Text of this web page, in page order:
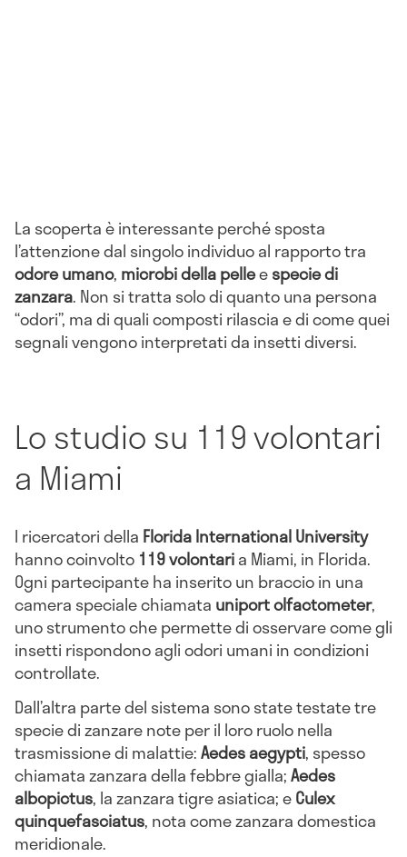
La scoperta è interessante perché sposta
l’attenzione dal singolo individuo al rapporto tra
odore umano, microbi della pelleespecie di
zanzara. Non si tratta solo di quanto una persona
“odori”, ma di quali composti rilascia e di come quei
segnali vengono interpretati da insetti diversi.
Lo studio su 119 volontari
a Miami
I ricercatori della Florida International University
hanno coinvolto 119 volontaria Miami, in Florida.
Ogni partecipante ha inserito un braccio in una
camera speciale chiamata uniport olfactometer,
uno strumento che permette di osservare come gli
insetti rispondono agli odori umani in condizioni
controllate.
Dall’altra parte del sistema sono state testate tre
specie di zanzare note per il loro ruolo nella
trasmissione di malattie:Aedes aegypti, spesso
chiamata zanzara della febbre gialla;Aedes
albopictus, la zanzara tigre asiatica; eCulex
quinquefasciatus, nota come zanzara domestica
meridionale.